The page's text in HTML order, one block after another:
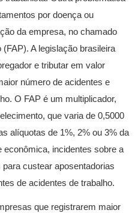
por doença ou
da empresa, no chamado
A legislação brasileira
e tributar em valor
número de acidentes e
O FAP é um multiplicador,
que varia de 0,5000
alíquotas de 1%, 2% ou 3% da
incidentes sobre a
custear aposentadorias
de acidentes de trabalho.
que registrarem maior